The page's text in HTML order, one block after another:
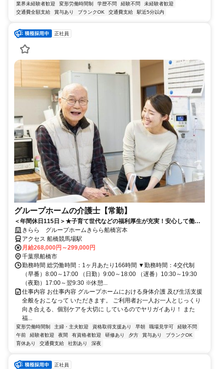
業界未経験者歓迎 変形労働時間制 学歴不問 経験不問
未経験者歓迎
交通費全額支給
賞与あり ブランクOK 交通費支給 駅近5分以内
正社員
グループホームの介護士【常勤】
＜年間休日115日＞★子育て世代などの福利厚生が充実！安心して働け
る環境と、資格取得などのサポート制度が充実しています！★スキルア
ップも応援中！
きらら グループホームきらら船橋宮本
アクセス 船橋競馬場駅
月給268,000円～299,000円
千葉県船橋市
勤務時間 総労働時間：1ヶ月あたり166時間 ▼勤務時間：4交代制
（早番）8:00～17:00 （日勤）9:00～18:00 （遅番）10:30～19:30
（夜勤）17:00～翌9:30 ※休憩...
仕事内容 お仕事内容 グループホームにおける身体介護 及び生活支援
全般をおこなって いただきます。 ご利用者お一人お一人とじっくり
向き合える、個別ケアを大切に しているのでヤリガイあり！ また
福...
変形労働時間制 主婦・主夫歓迎 資格取得支援あり 早朝 職場見学可
経験不問
午前
経験者歓迎 夜間 有資格者歓迎 研修あり 夕方 賞与あり
ブランクOK
育休あり
交通費支給 社割あり 深夜
正社員